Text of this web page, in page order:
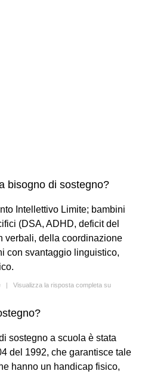
bisogno di sostegno?
Intellettivo Limite; bambini
(DSA, ADHD, deficit del
verbali, della coordinazione
con svantaggio linguistico,
| Visualizza la risposta completa su
sostegno a scuola è stata
del 1992, che garantisce tale
hanno un handicap fisico,